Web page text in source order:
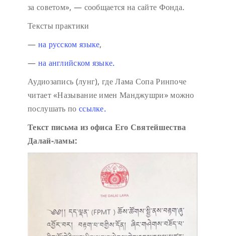
за советом», — сообщается на сайте Фонда.
Тексты практики
— на русском языке,
— на английском языке.
Аудиозапись (лунг), где Лама Сопа Ринпоче
читает «Называние имен Манджушри» можно
послушать по ссылке.
Текст письма из офиса Его Святейшества
Далай-ламы: